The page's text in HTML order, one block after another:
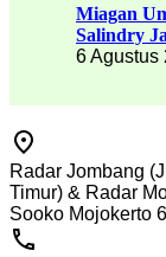
Miagan
Salindry
6 Agustus
Radar Jombang
Timur) & Radar
Sooko Mojokerto